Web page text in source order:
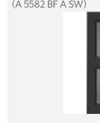
(A 5582 BF A SW)